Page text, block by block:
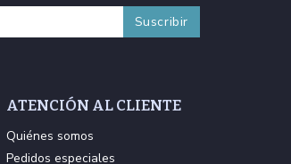
ATENCIÓN AL CLIENTE
Quiénes somos
Pedidos especiales